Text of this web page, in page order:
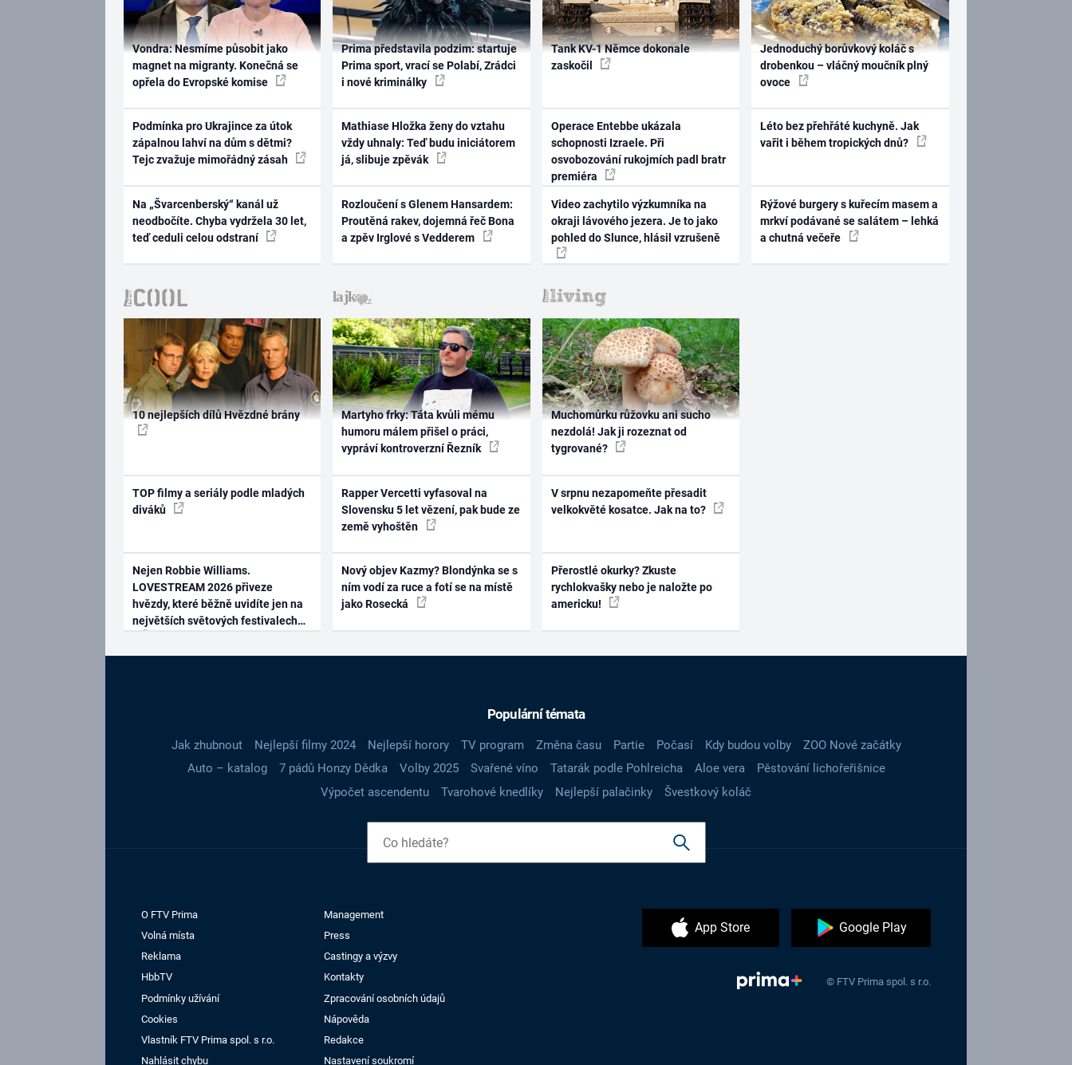
Vondra: Nesmíme působit jako
magnet na migranty. Konečná se
opřela do Evropské komise
Podmínka pro Ukrajince za útok
zápalnou lahví na dům s dětmi?
Tejc zvažuje mimořádný zásah
Na „Švarcenberský“ kanál už
neodbočíte. Chyba vydržela 30 let,
teď ceduli celou odstraní
Prima představila podzim: startuje
Prima sport, vrací se Polabí, Zrádci
i nové kriminálky
Mathiase Hložka ženy do vztahu
vždy uhnaly: Teď budu iniciátorem
já, slibuje zpěvák
Rozloučení s Glenem Hansardem:
Proutěná rakev, dojemná řeč Bona
a zpěv Irglové s Vedderem
Tank KV-1 Němce dokonale
zaskočil
Operace Entebbe ukázala
schopnosti Izraele. Při
osvobozování rukojmích padl bratr
premiéra
Video zachytilo výzkumníka na
okraji lávového jezera. Je to jako
pohled do Slunce, hlásil vzrušeně
Jednoduchý borůvkový koláč s
drobenkou – vláčný moučník plný
ovoce
Léto bez přehřáté kuchyně. Jak
vařit i během tropických dnů?
Rýžové burgery s kuřecím masem a
mrkví podávané se salátem – lehká
a chutná večeře
10 nejlepších dílů Hvězdné brány
TOP filmy a seriály podle mladých
diváků
Nejen Robbie Williams.
LOVESTREAM 2026 přiveze
hvězdy, které běžně uvidíte jen na
největších světových festivalech
Martyho frky: Táta kvůli mému
humoru málem přišel o práci,
vypráví kontroverzní Řezník
Rapper Vercetti vyfasoval na
Slovensku 5 let vězení, pak bude ze
země vyhoštěn
Nový objev Kazmy? Blondýnka se s
ním vodí za ruce a fotí se na místě
jako Rosecká
Muchomůrku růžovku ani sucho
nezdolá! Jak ji rozeznat od
tygrované?
V srpnu nezapomeňte přesadit
velkokvěté kosatce. Jak na to?
Přerostlé okurky? Zkuste
rychlokvašky nebo je naložte po
americku!
Populární témata
Jak zhubnout Nejlepší filmy 2024 Nejlepší horory TV program Změna času Partie Počasí Kdy budou volby
ZOO Nové začátky
Auto – katalog
7 pádů Honzy Dědka Volby 2025 Svařené víno Tatarák podle Pohlreicha Aloe vera
Pěstování lichořeřišnice
Výpočet ascendentu
Tvarohové knedlíky Nejlepší palačinky Švestkový koláč
O FTV Prima
Management
Volná místa
Press
Reklama
Castingy a výzvy
HbbTV
Kontakty
Podmínky užívání
Zpracování osobních údajů
Cookies
Nápověda
Vlastník FTV Prima spol. s r.o.
Redakce
Nahlásit chybu
Nastavení soukromí
App Store Google Play
© FTV Prima spol. s r.o.